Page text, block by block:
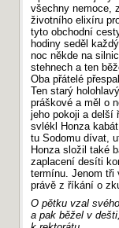
všechny nemoce,
životního elixíru
tyto obchodní
hodiny seděl
noc někde na
stehnech a ten
Oba přátelé
Ten starý
práškové a měl o
jeho pokoji a delší
svlékl Honza
tu Sodomu dívat,
Honza složil také
zaplacení desíti
termínu. Jenom tři
právě z říkání o
O pětku vzal
a pak běžel v